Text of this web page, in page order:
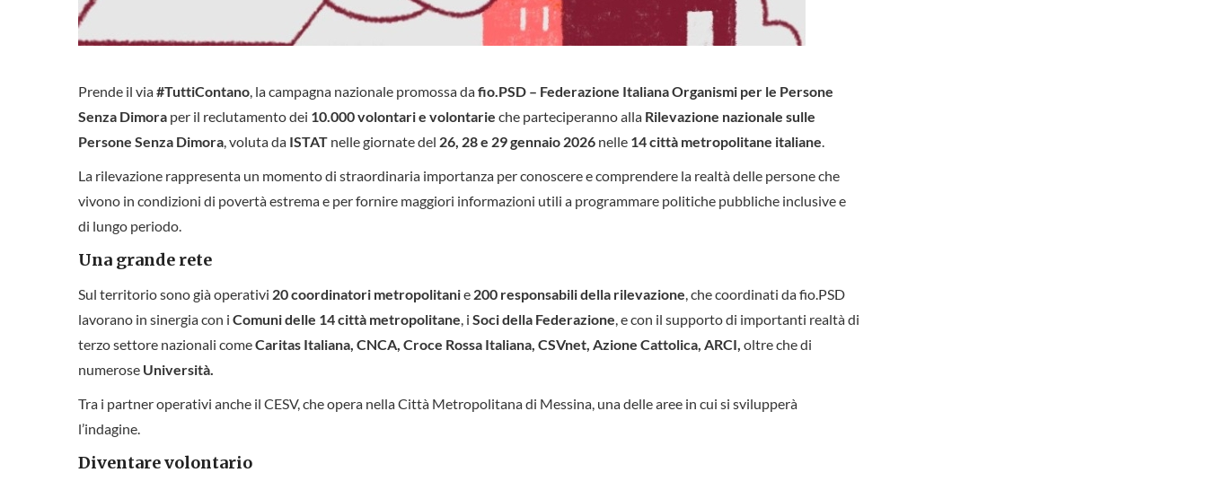
Prende il via#TuttiContano, la campagna nazionale promossa dafio.PSD – Federazione Italiana Organismi per le Persone
Senza Dimora per il reclutamento dei 10.000 volontari e volontarie che parteciperanno alla Rilevazione nazionale sulle
Persone Senza Dimora, voluta da ISTAT nelle giornate del 26, 28 e 29 gennaio 2026 nelle 14 città metropolitane italiane.
La rilevazione rappresenta un momento di straordinaria importanza per conoscere e comprendere la realtà delle persone che
vivono in condizioni di povertà estrema e per fornire maggiori informazioni utili a programmare politiche pubbliche inclusive e
di lungo periodo.
Una grande rete
Sul territorio sono già operativi 20 coordinatori metropolitanie 200 responsabili della rilevazione, che coordinati da fio.PSD
lavorano in sinergia con i Comuni delle 14 città metropolitane, i Soci della Federazione, e con il supporto di importanti realtà di
terzo settore nazionali comeCaritas Italiana, CNCA, Croce Rossa Italiana, CSVnet, Azione Cattolica, ARCI, oltre che di
numerose Università.
Tra i partner operativi anche il CESV, che opera nella Città Metropolitana di Messina, una delle aree in cui si svilupperà
l’indagine.
Diventare volontario